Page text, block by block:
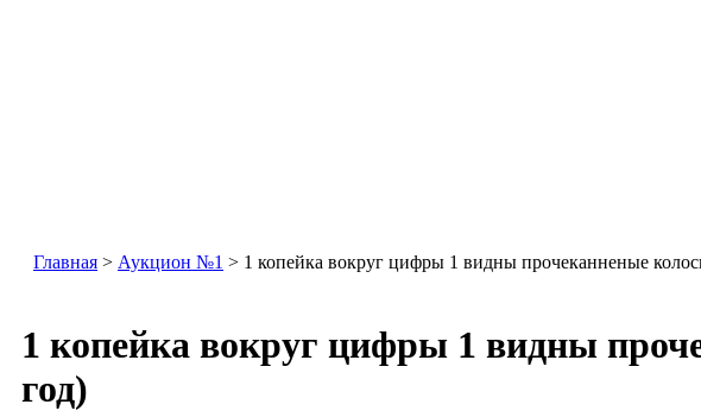
Главная > Аукцион №1 > 1 копейка вокруг цифры 1 видны прочеканненые
1 копейка вокруг цифры 1 видны
год)